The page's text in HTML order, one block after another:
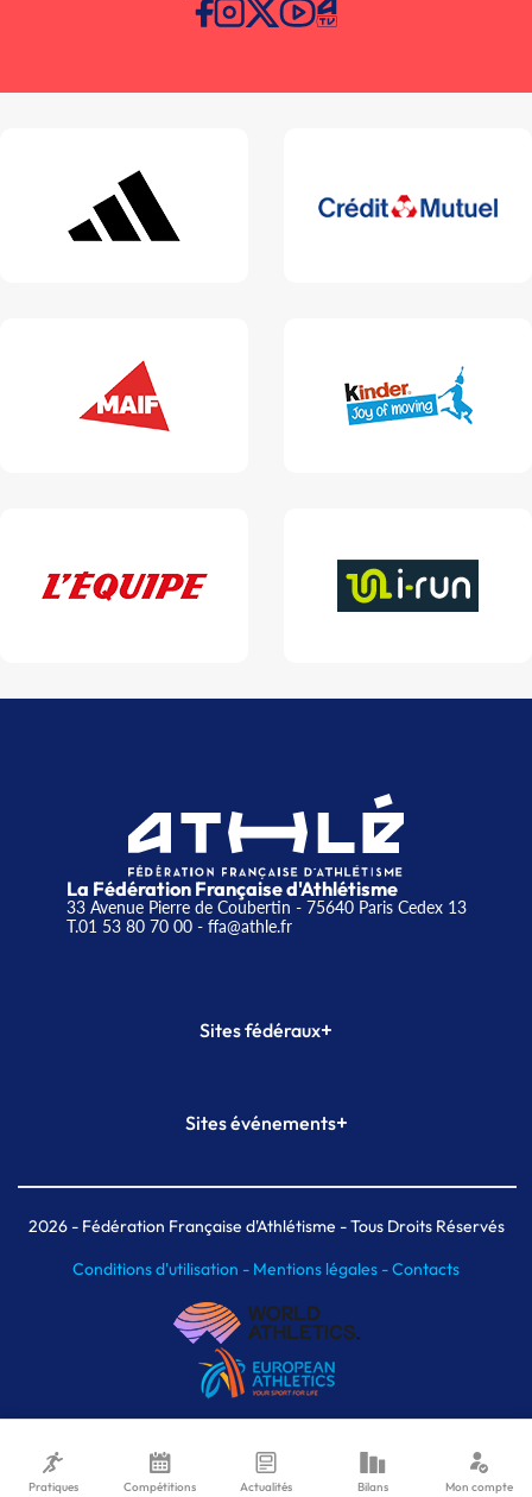
La Fédération Française d'Athlétisme
33 Avenue Pierre de Coubertin - 75640 Paris Cedex 13
T.01 53 80 70 00- ffa@athle.fr
Sites fédéraux+
Plateforme Formation
Sites événements+
Meeting de Paris indoor
MAIF Ekiden de Paris
2026- Fédération Française d'Athlétisme - Tous Droits Réservés
Conditions d'utilisation - Mentions légales -Contacts
Pratiques Compétitions Actualités Bilans Mon compte